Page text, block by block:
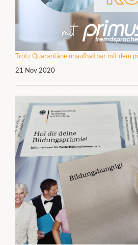
Trotz Quarantäne unaufhaltbar mit dem
21 Nov 2020